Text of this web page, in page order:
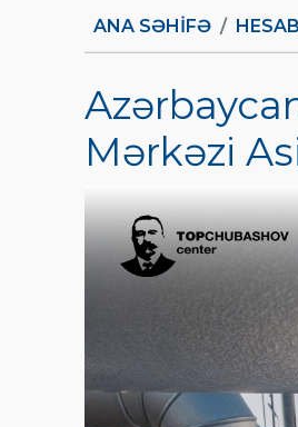
ANA SƏHIFƏ
Mərkəzi